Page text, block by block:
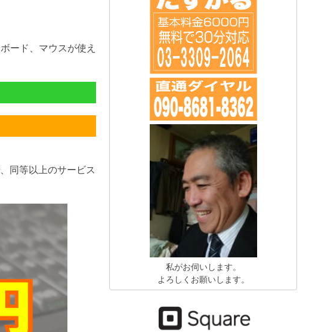
ード、マウスが使え
同等以上のサービス
私がお伺いします。
よろしくお願いします。